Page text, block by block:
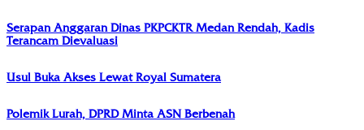
Serapan Anggaran Dinas PKPCKTR Medan Rendah, Kadis
Terancam Dievaluasi
Usul Buka Akses Lewat Royal Sumatera
Polemik Lurah, DPRD Minta ASN Berbenah